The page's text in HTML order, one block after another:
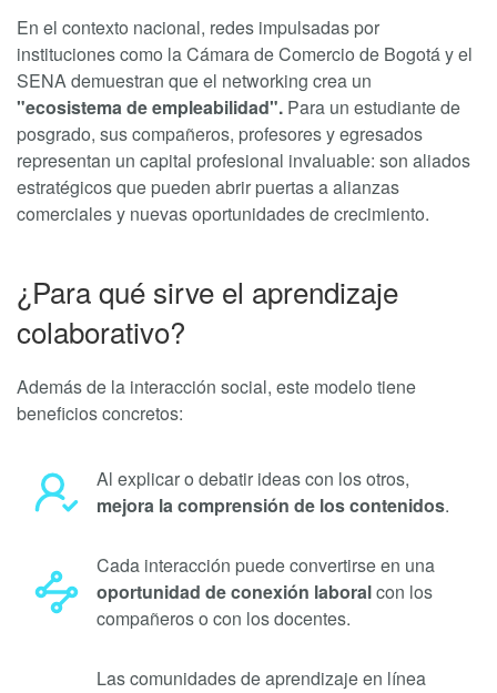
En el contexto nacional, redes impulsadas por
instituciones como la Cámara de Comercio de Bogotá y el
SENA demuestran que el networking crea un
"ecosistema de empleabilidad". Para un estudiante de
posgrado, sus compañeros, profesores y egresados
representan un capital profesional invaluable: son aliados
estratégicos que pueden abrir puertas a alianzas
comerciales y nuevas oportunidades de crecimiento.
¿Para qué sirve el aprendizaje
colaborativo?
Además de la interacción social, este modelo tiene
beneficios concretos:
Al explicar o debatir ideas con los otros,
mejora la comprensión de los contenidos.
Cada interacción puede convertirse en una
oportunidad de conexión laboralcon los
compañeros o con los docentes.
Las comunidades de aprendizaje en línea